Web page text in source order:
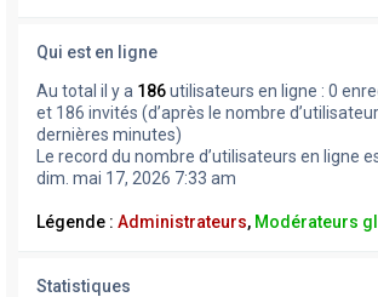
Qui est en ligne
Au total il y a 186utilisateurs en ligne : 0
et 186 invités (d’après le nombre
dernières minutes)
Le record du nombre d’utilisateurs en ligne
dim. mai 17, 2026 7:33 am
Légende : Administrateurs, Modérateurs
Statistiques